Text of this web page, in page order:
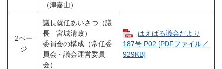
（津嘉山）
2ペー
ジ
議長就任あいさつ（議
長 宮城清政）
委員会の構成（常任委
員会・議会運営委員
会）
はえばる議会だより
187号 P02 [PDFファイル／
929KB]